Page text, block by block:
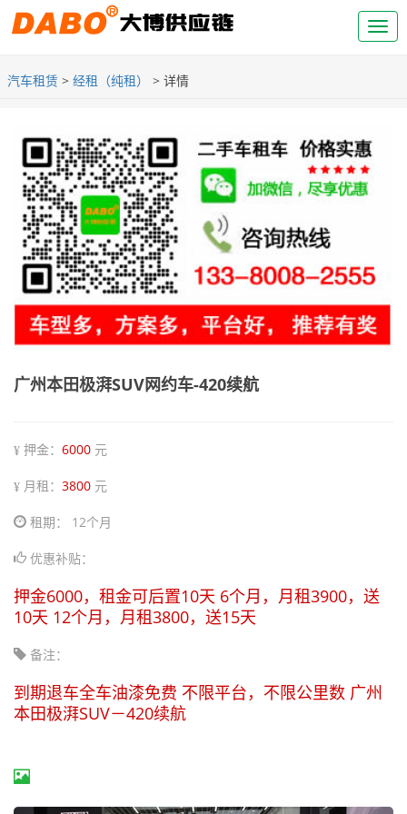
汽车租赁 > 经租（纯租） > 详情
广州本田极湃SUV网约车-420续航
押金： 6000 元
月租： 3800 元
租期： 12个月
优惠补贴：
押金6000，租金可后置10天 6个月，月租3900，送
10天 12个月，月租3800，送15天
备注：
到期退车全车油漆免费 不限平台，不限公里数 广州
本田极湃SUV－420续航